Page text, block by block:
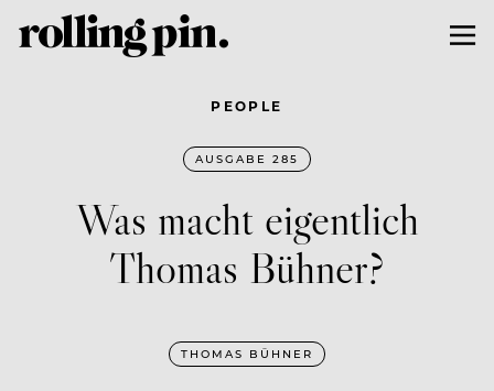
PEOPLE
AUSGABE 285
Was macht eigentlich
Thomas Bühner?
THOMAS BÜHNER